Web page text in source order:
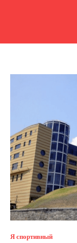
Я спортивный